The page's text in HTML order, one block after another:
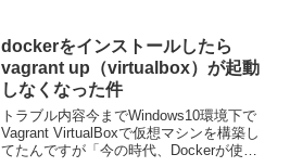
ームゾーンがズレている感じのズ...
dockerをインストールしたら
vagrant up（virtualbox）が起動
しなくなった件
トラブル内容今までWindows10環境下で
Vagrant VirtualBoxで仮想マシンを構築し
てたんですが「今の時代、Dockerが使え